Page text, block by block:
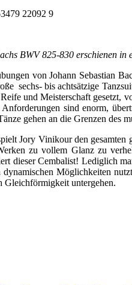
22092 9
BWV 825-830 erschienen
von Johann Sebastian
sechs- bis achtsätzige
und Meisterschaft
sind enorm,
gehen an die Grenzen des
Jory Vinikour den
zu vollem Glanz zu
dieser Cembalist! Lediglich
Möglichkeiten
Gleichförmigkeit untergehen.